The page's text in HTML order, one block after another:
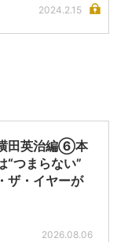
2024.2.15
田英治編⑥本
“つまらない”
ザ・イヤーが
2026.08.06